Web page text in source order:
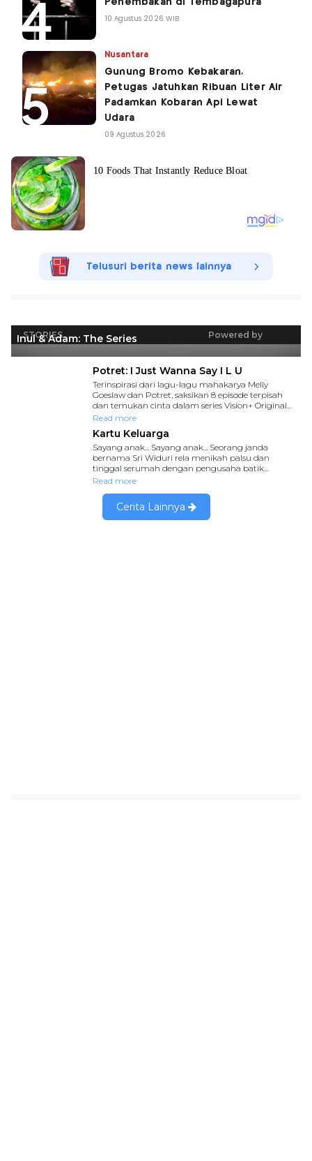
10 Agustus 2026 WIB
Nusantara
Gunung Bromo Kebakaran,
Petugas Jatuhkan Ribuan Liter Air
Padamkan Kobaran Api Lewat
Udara
09 Agustus 2026
Telusuri berita news lainnya